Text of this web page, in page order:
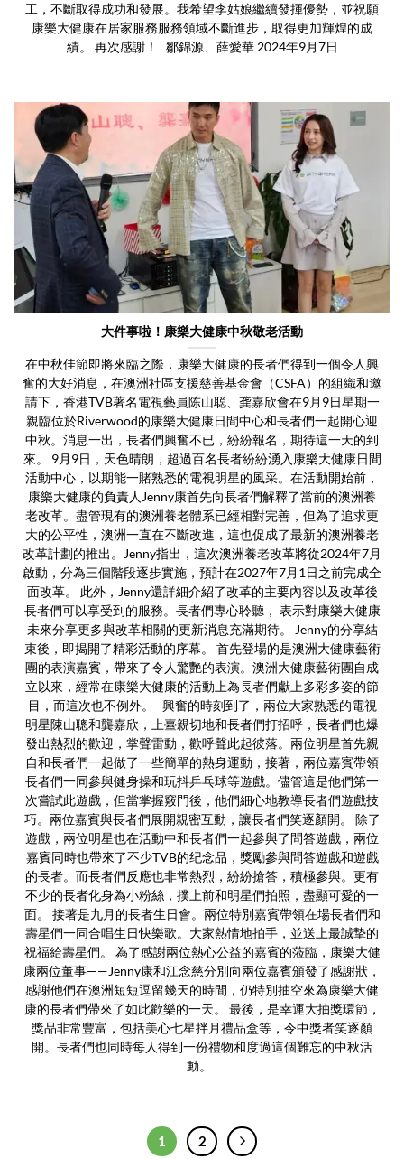
工，不斷取得成功和發展。我希望李姑娘繼續發揮優勢，並祝願
康樂大健康在居家服務服務領域不斷進步，取得更加輝煌的成
績。 再次感謝！ 鄒錦源、薛愛華 2024年9月7日
大件事啦！康樂大健康中秋敬老活動
在中秋佳節即將來臨之際，康樂大健康的長者們得到一個令人興
奮的大好消息，在澳洲社區支援慈善基金會（CSFA）的組織和邀
請下，香港TVB著名電視藝員陈山聪、龚嘉欣會在9月9日星期一
親臨位於Riverwood的康樂大健康日間中心和長者們一起開心迎
中秋。消息一出，長者們興奮不已，紛紛報名，期待這一天的到
來。 9月9日，天色晴朗，超過百名長者紛紛湧入康樂大健康日間
活動中心，以期能一賭熟悉的電視明星的風采。在活動開始前，
康樂大健康的負責人Jenny康首先向長者們解釋了當前的澳洲養
老改革。盡管現有的澳洲養老體系已經相對完善，但為了追求更
大的公平性，澳洲一直在不斷改進，這也促成了最新的澳洲養老
改革計劃的推出。Jenny指出，這次澳洲養老改革將從2024年7月
啟動，分為三個階段逐步實施，預計在2027年7月1日之前完成全
面改革。 此外，Jenny還詳細介紹了改革的主要內容以及改革後
長者們可以享受到的服務。長者們專心聆聽， 表示對康樂大健康
未來分享更多與改革相關的更新消息充滿期待。 Jenny的分享結
束後，即揭開了精彩活動的序幕。 首先登場的是澳洲大健康藝術
團的表演嘉賓，帶來了令人驚艷的表演。澳洲大健康藝術團自成
立以來，經常在康樂大健康的活動上為長者們獻上多彩多姿的節
目，而這次也不例外。 興奮的時刻到了，兩位大家熟悉的電視
明星陳山聰和龔嘉欣，上臺親切地和長者們打招呼，長者們也爆
發出熱烈的歡迎，掌聲雷動，歡呼聲此起彼落。兩位明星首先親
自和長者們一起做了一些簡單的熱身運動，接著，兩位嘉賓帶領
長者們一同參與健身操和玩抖乒乓球等遊戲。儘管這是他們第一
次嘗試此遊戲，但當掌握竅門後，他們細心地教導長者們遊戲技
巧。兩位嘉賓與長者們展開親密互動，讓長者們笑逐顏開。 除了
遊戲，兩位明星也在活動中和長者們一起參與了問答遊戲，兩位
嘉賓同時也帶來了不少TVB的纪念品，獎勵參與問答遊戲和遊戲
的長者。而長者們反應也非常熱烈，紛紛搶答，積極參與。更有
不少的長者化身為小粉絲，撲上前和明星們拍照，盡顯可愛的一
面。 接著是九月的長者生日會。兩位特別嘉賓帶領在場長者們和
壽星們一同合唱生日快樂歌。大家熱情地拍手，並送上最誠摯的
祝福給壽星們。 為了感謝兩位熱心公益的嘉賓的蒞臨，康樂大健
康兩位董事——Jenny康和江念慈分別向兩位嘉賓頒發了感謝狀，
感謝他們在澳洲短短逗留幾天的時間，仍特別抽空來為康樂大健
康的長者們帶來了如此歡樂的一天。 最後，是幸運大抽獎環節，
獎品非常豐富，包括美心七星拌月禮品盒等，令中獎者笑逐顏
開。長者們也同時每人得到一份禮物和度過這個難忘的中秋活
動。
1 2